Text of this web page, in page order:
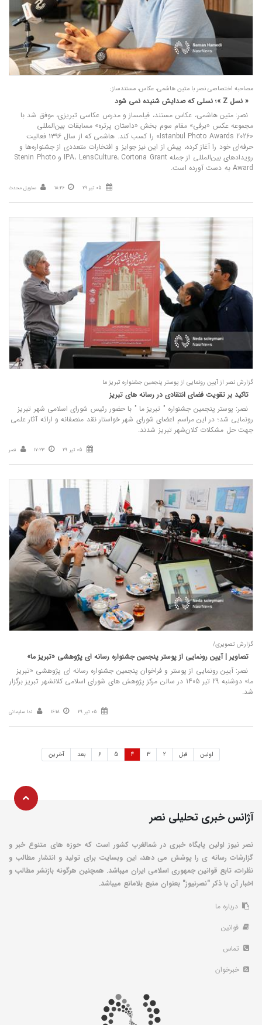
مصاحبه اختصاصی نصر با متین هاشمی، عکاس، مستندساز:
« نسل Z »؛ نسلی که صدایش شنیده نمی‌ شود
نصر: متین هاشمی، عکاس مستند، فیلمساز و مدرس عکاسی تبریزی، موفق شد با
مجموعه عکس «برفی» مقام سوم بخش «داستان پرتره» مسابقات بین‌المللی
«Istanbul Photo Awards 2026» را کسب کند. هاشمی که از سال ۱۳۹۶ فعالیت
حرفه‌ای خود را آغاز کرده، پیش از این نیز جوایز و افتخارات متعددی از جشنواره‌ها و
رویدادهای بین‌المللی از جمله IPA، LensCulture، Cortona Grant و Stenin Photo
Award به دست آورده است.
05 تیر 29 18:26 سئویل محدث
گزارش نصر از آیین رونمایی از پوستر پنجمین جشنواره تبریز ما
تاکید بر تقویت فضای انتقادی در رسانه های تبریز
نصر: پوستر پنجمین جشنواره " تبریز ما " با حضور رئیس شورای اسلامی شهر تبریز
رونمایی شد؛ در این مراسم اعضای شورای شهر خواستار نقد منصفانه و ارائه آثار علمی
جهت حل مشکلات کلان‌شهر تبریز شدند.
05 تیر 29 17:23 نصر
گزارش تصویری/
تصاویر | آیین رونمایی از پوستر پنجمین جشنواره رسانه ای پژوهشی «تبریز ما»
نصر: آیین رونمایی از پوستر و فراخوان پنجمین جشنواره رسانه ای پژوهشی «تبریز
ما» دوشنبه 29 تیر 1405 در سالن مرکز پژوهش های شورای اسلامی کلانشهر تبریز برگزار
شد.
05 تیر 29 16:18 ندا سلیمانی
اولین قبل 2
3
4
5
6 بعد آخرین
آژانس خبری تحلیلی نصر
نصر نیوز اولین پایگاه خبری در شمالغرب کشور است که حوزه های متنوع خبر و
گزارشات رسانه ی را پوشش می دهد، این وبسایت برای تولید و انتشار مطالب و
نظرات، تابع قوانین جمهوری اسلامی ایران میباشد. همچنین هرگونه بازنشر مطالب و
اخبار آن با ذکر "نصرنیوز" بعنوان منبع بلامانع میباشد.
درباره ما
قوانین
تماس
خبرخوان